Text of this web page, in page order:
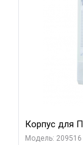
Корпус для
Модель: 209516